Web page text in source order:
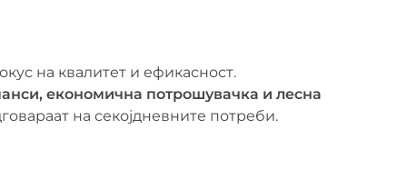
на квалитет и ефикасност.
економична потрошувачка и лесна
на секојдневните потреби.
системи за климатизација. Производите